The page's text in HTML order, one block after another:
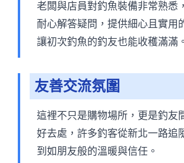
老闆與店員對釣魚裝備非常熟悉
耐心解答疑問，提供細心且實用
讓初次釣魚的釣友也能收穫滿滿。
友善交流氛圍
這裡不只是購物場所，更是釣友
好去處，許多釣客從新北一路追
到如朋友般的溫暖與信任。